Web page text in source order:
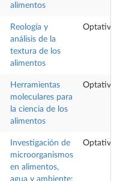
alimentos
Reología y
análisis de la
textura de los
alimentos
Optativa
Herramientas
moleculares para
la ciencia de los
alimentos
Optativa
Investigación de
microorganismos
en alimentos,
agua y ambiente:
Optativa